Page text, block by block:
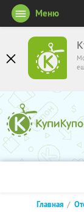
Меню
Главная